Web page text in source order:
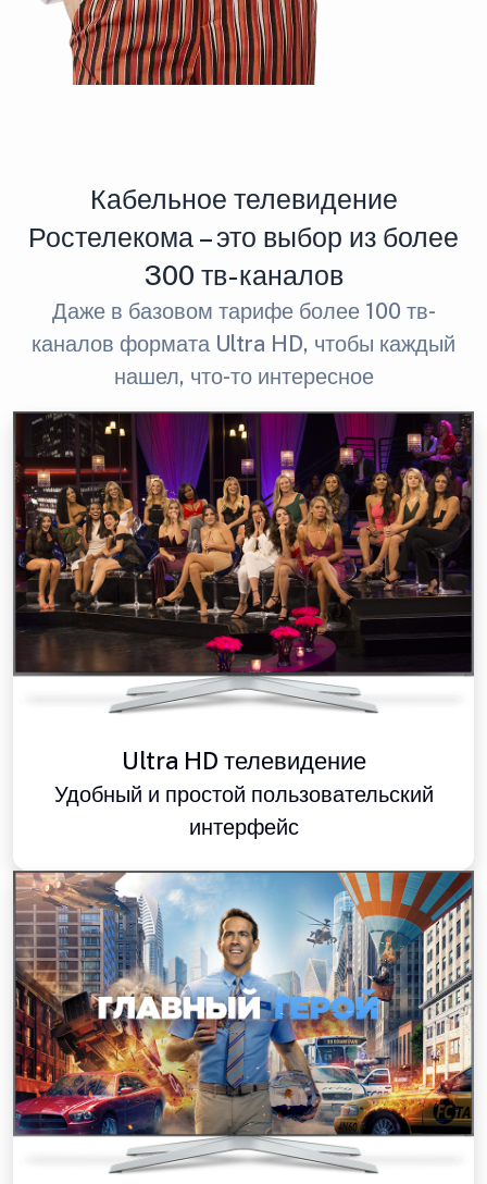
Кабельное телевидение
Ростелекома – это выбор из более
300 тв-каналов
Даже в базовом тарифе более 100 тв-
каналов формата Ultra HD, чтобы каждый
нашел, что-то интересное
Ultra HD телевидение
Удобный и простой пользовательский
интерфейс